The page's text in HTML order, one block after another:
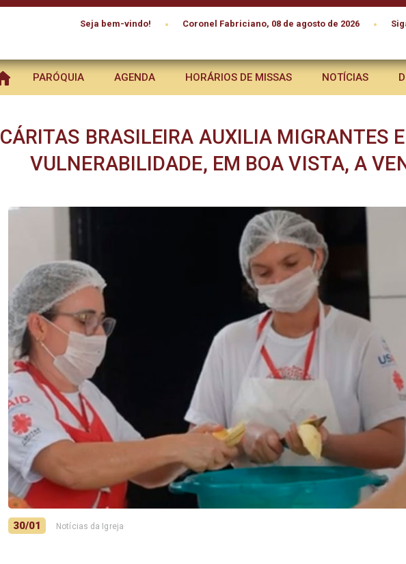
Seja bem-vindo! • Coronel Fabriciano, 08 de agosto de 2026 •
PARÓQUIA AGENDA HORÁRIOS DE MISSAS NOTÍCIAS
CÁRITAS BRASILEIRA AUXILIA MIGRANTES
VULNERABILIDADE, EM BOA VISTA, A
30/01 Notícias da Igreja